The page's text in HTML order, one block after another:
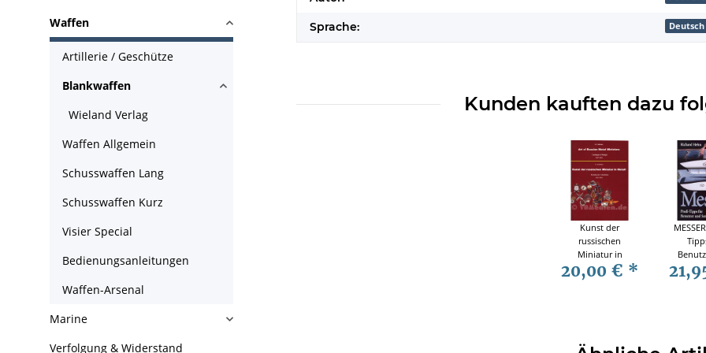
Sprache: Deutsch
Kunden kauften dazu
Kunst der
russischen
Miniatur in
Metall - Katalog
der Abzeichen
20,00 € *
Waffen
Artillerie / Geschütze
Blankwaffen
Wieland Verlag
Waffen Allgemein
Schusswaffen Lang
Schusswaffen Kurz
Visier Special
Bedienungsanleitungen
Waffen-Arsenal
Marine
Verfolgung & Widerstand